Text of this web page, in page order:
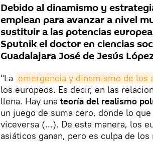
Debido al dinamismo y
emplean para avanzar a nivel
sustituir a las potencias
Sputnik el doctor en ciencias
Guadalajara José de Jesús
"La emergencia y dinamismo de los
los europeos. Es decir, en las
llena. Hay una teoría del realismo
un juego de suma cero, donde lo
viceversa (...). De esta manera, los
asiáticos ganan, pero es culpa de